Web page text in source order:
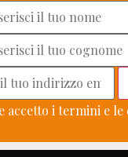
accetto i termini e